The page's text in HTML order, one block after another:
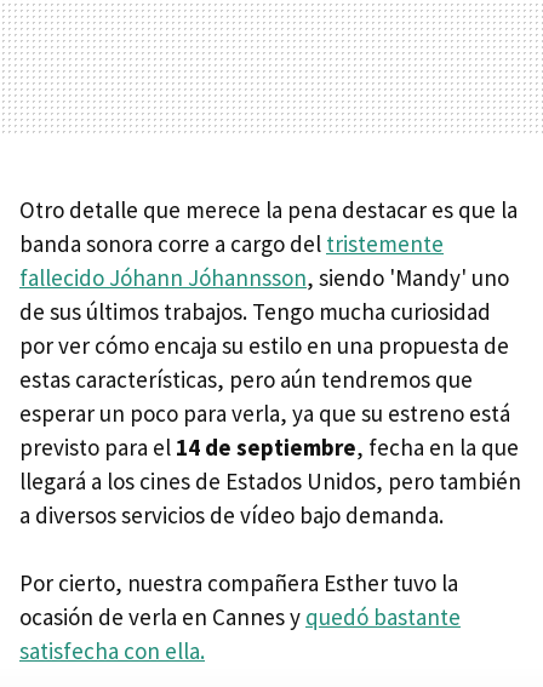
Otro detalle que merece la pena destacar es que la
banda sonora corre a cargo del tristemente
fallecido Jóhann Jóhannsson, siendo 'Mandy' uno
de sus últimos trabajos. Tengo mucha curiosidad
por ver cómo encaja su estilo en una propuesta de
estas características, pero aún tendremos que
esperar un poco para verla, ya que su estreno está
previsto para el 14 de septiembre, fecha en la que
llegará a los cines de Estados Unidos, pero también
a diversos servicios de vídeo bajo demanda.
Por cierto, nuestra compañera Esther tuvo la
ocasión de verla en Cannes y quedó bastante
satisfecha con ella.